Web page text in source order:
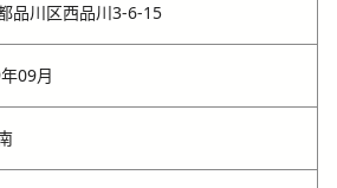
品川区西品川3-6-15
09月